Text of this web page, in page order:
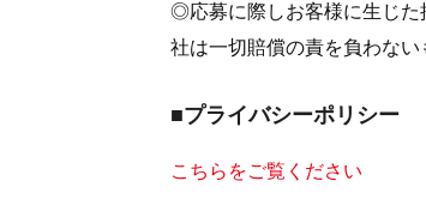
◎応募に際しお客様に生じた
社は一切賠償の責を負わない
■プライバシーポリシー
こちらをご覧ください